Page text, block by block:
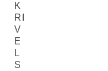
K
RI
V
E
L
S